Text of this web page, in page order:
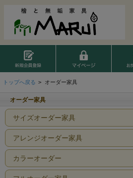
トップへ戻る > オーダー家具
オーダー家具
サイズオーダー家具
アレンジオーダー家具
カラーオーダー